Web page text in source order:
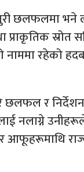
छलफलमा भने
स्रोत
नाममा रहेको
र
नलाग्ने
आफूहरूमाथि